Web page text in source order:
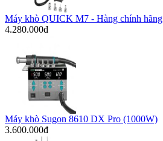
Máy khò QUICK M7 - Hàng chính hãng
4.280.000đ
Máy khò Sugon 8610 DX Pro (1000W)
3.600.000đ